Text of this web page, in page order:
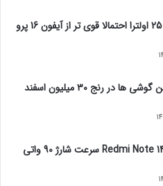
گلکسی اس 25 اولترا احتمالا قوی تر از آیفون 16 پرو
معرفی بهترین گوشی ها در رنج ۳۰ میلیون اسفند
گوشی Redmi Note 14 Pro سرعت شارژ 90 واتی